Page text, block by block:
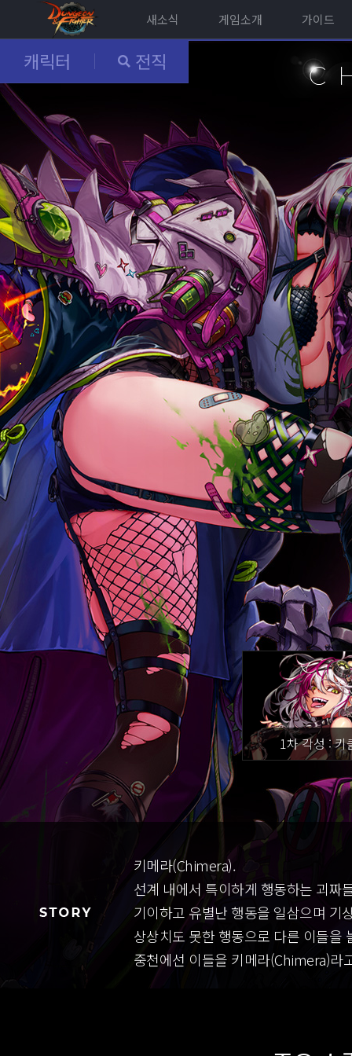
새소식 게임소개 가이드
캐릭터 전직
1차 각성 : 키
키메라(Chimera).
선계 내에서 특이하게 행동하는 괴짜
기이하고 유별난 행동을 일삼으며 기
상상치도 못한 행동으로 다른 이들을
중천에선 이들을 키메라(Chimera)라